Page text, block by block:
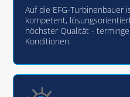
Auf die EFG-Turbinenbauer
kompetent,
höchster Qualität -
Konditionen.